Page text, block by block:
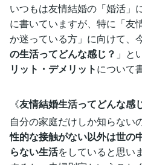
いつもは友情結婚の「婚活」
に書いていますが、特に「友
か迷っている方」に向けて、
の生活ってどんな感じ？ 」と
リット・デメリットについて
《友情結婚生活ってどんな感
自分の家庭だけしか知らない
性的な接触がない以外は世の
らない生活をしていると思い